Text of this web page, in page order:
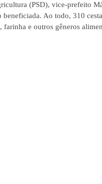
(PSD), vice-prefeito
beneficiada. Ao todo, 310
farinha e outros gêneros